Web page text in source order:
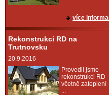
více
Rekonstrukci RD na
Trutnovsku
20.9.2016
Provedli jsme
rekonstrukci RD
včetně zateplení
...